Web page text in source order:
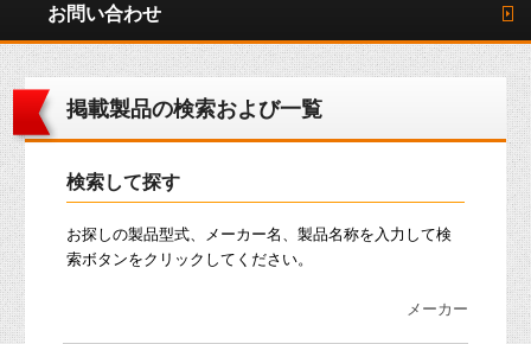
お問い合わせ
掲載製品の検索および一覧
検索して探す
お探しの製品型式、メーカー名、製品名称を入力して検
索ボタンをクリックしてください。
メーカー